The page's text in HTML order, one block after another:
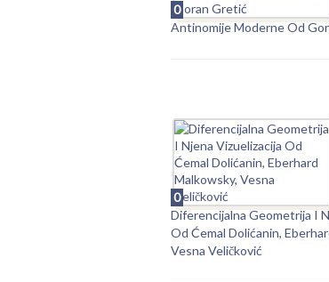
0
Antinomije Moderne Od
0
Diferencijalna Geometrija I
Od Ćemal Dolićanin,
Vesna Veličković